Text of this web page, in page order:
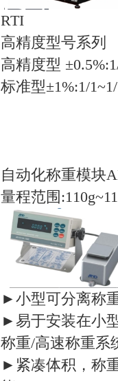
RTI
高精度型号系列
高精度型
标准型±1%:1/
自动化称重模块
量程范围
►小型可分离称
►易于安装在小
称重/高速称重系
►紧凑体积，称